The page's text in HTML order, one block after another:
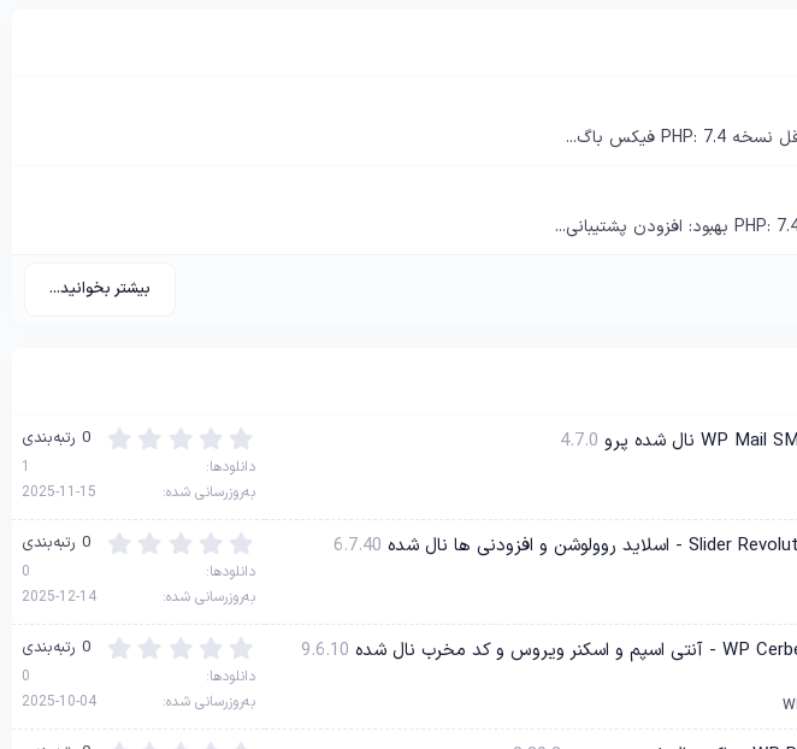
بیشتر بخوانید...
4.7.0
0
0
س
0 رتبه‌بندی
دانلودها
1
به‌روزرسانی شده
2025-11-15
6.7.40
0
0
س
0 رتبه‌بندی
دانلودها
0
به‌روزرسانی شده
2025-12-14
9.6.10
0
0
س
0 رتبه‌بندی
دانلودها
0
به‌روزرسانی شده
2025-10-04